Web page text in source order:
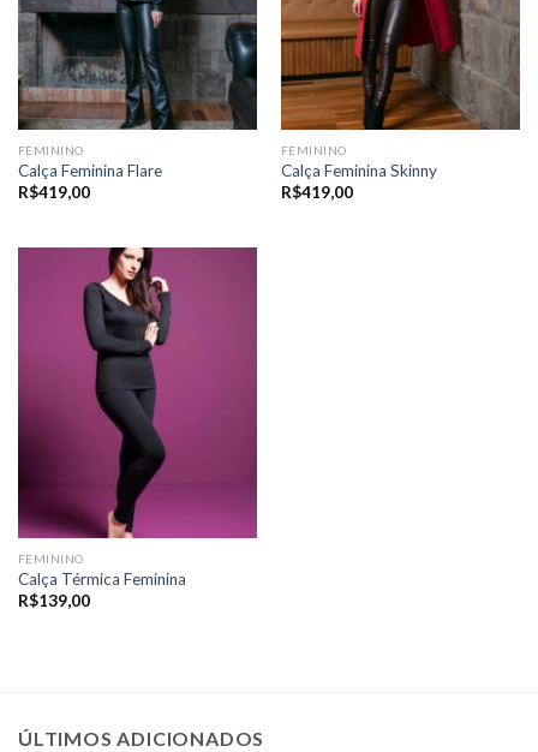
FEMININO
Calça Feminina Flare
R$419,00
FEMININO
Calça Feminina Skinny
R$419,00
FEMININO
Calça Térmica Feminina
R$139,00
ÚLTIMOS ADICIONADOS